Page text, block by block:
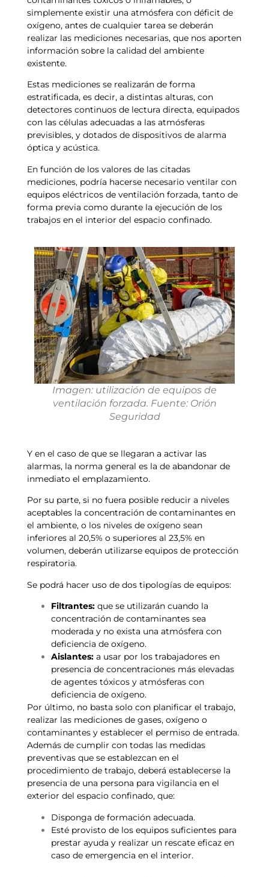
simplemente existir una atmósfera con déficit de
oxígeno, antes de cualquier tarea se deberán
realizar las mediciones necesarias, que nos aporten
información sobre la calidad del ambiente
existente.
Estas mediciones se realizarán de forma
estratificada, es decir, a distintas alturas, con
detectores continuos de lectura directa, equipados
con las células adecuadas a las atmósferas
previsibles, y dotados de dispositivos de alarma
óptica y acústica.
En función de los valores de las citadas
mediciones, podría hacerse necesario ventilar con
equipos eléctricos de ventilación forzada, tanto de
forma previa como durante la ejecución de los
trabajos en el interior del espacio confinado.
Imagen: utilización de equipos de
ventilación forzada. Fuente: Orión
Seguridad
Y en el caso de que se llegaran a activar las
alarmas, la norma general es la de abandonar de
inmediato el emplazamiento.
Por su parte, si no fuera posible reducir a niveles
aceptables la concentración de contaminantes en
el ambiente, o los niveles de oxígeno sean
inferiores al 20,5% o superiores al 23,5% en
volumen, deberán utilizarse equipos de protección
respiratoria.
Se podrá hacer uso de dos tipologías de equipos:
Filtrantes: que se utilizarán cuando la
concentración de contaminantes sea
moderada y no exista una atmósfera con
deficiencia de oxígeno.
Aislantes: a usar por los trabajadores en
presencia de concentraciones más elevadas
de agentes tóxicos y atmósferas con
deficiencia de oxígeno.
Por último, no basta solo con planificar el trabajo,
realizar las mediciones de gases, oxígeno o
contaminantes y establecer el permiso de entrada.
Además de cumplir con todas las medidas
preventivas que se establezcan en el
procedimiento de trabajo, deberá establecerse la
presencia de una persona para vigilancia en el
exterior del espacio confinado, que:
Disponga de formación adecuada.
Esté provisto de los equipos suficientes para
prestar ayuda y realizar un rescate eficaz en
caso de emergencia en el interior.